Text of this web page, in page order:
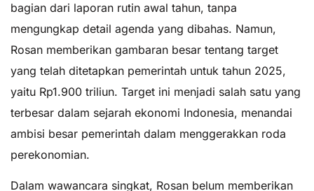
bagian dari laporan rutin awal tahun, tanpa
mengungkap detail agenda yang dibahas. Namun,
Rosan memberikan gambaran besar tentang target
yang telah ditetapkan pemerintah untuk tahun 2025,
yaitu Rp1.900 triliun. Target ini menjadi salah satu yang
terbesar dalam sejarah ekonomi Indonesia, menandai
ambisi besar pemerintah dalam menggerakkan roda
perekonomian.
Dalam wawancara singkat, Rosan belum memberikan